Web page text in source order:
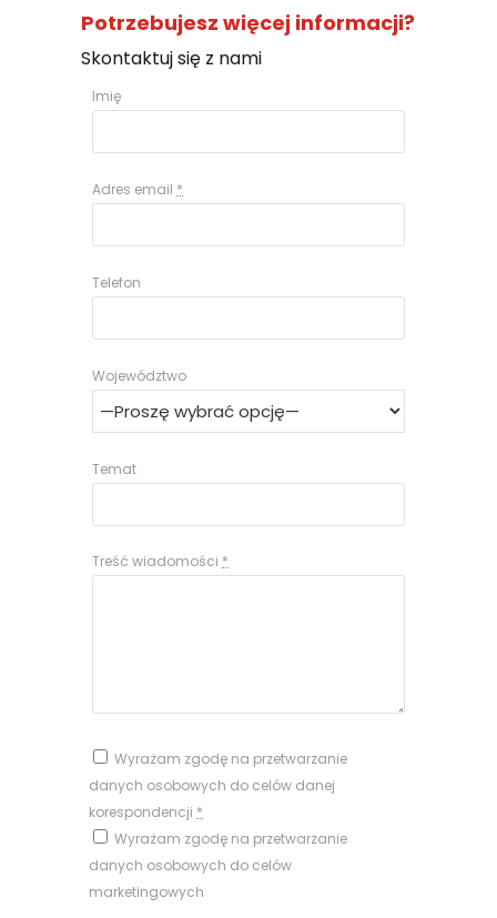
Potrzebujesz więcej informacji?
Skontaktuj się z nami
Imię
Adres email *
Telefon
Województwo
Temat
Treść wiadomości *
Wyrażam zgodę na przetwarzanie
danych osobowych do celów danej
korespondencji *
Wyrażam zgodę na przetwarzanie
danych osobowych do celów
marketingowych